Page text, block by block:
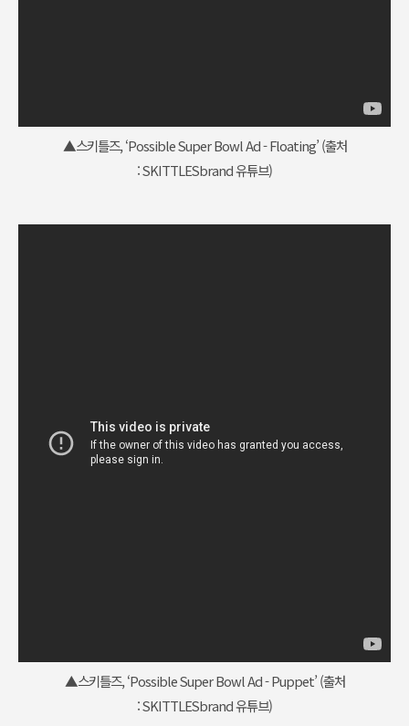
▲스키틀즈, ‘Possible Super Bowl Ad - Floating’ (출처
:SKITTLESbrand 유튜브)
▲스키틀즈, ‘Possible Super Bowl Ad - Puppet’ (출처
:SKITTLESbrand 유튜브)